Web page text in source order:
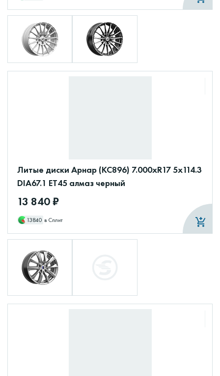
Литые диски Арнар (КС896) 7.000xR17 5x114.3
DIA67.1 ET45 алмаз черный
13 840 ₽
13840 в Сплит